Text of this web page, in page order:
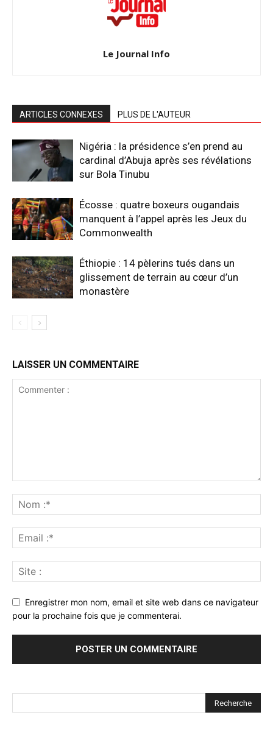
Le Journal Info
ARTICLES CONNEXES PLUS DE L'AUTEUR
Nigéria : la présidence s’en prend au
cardinal d’Abuja après ses révélations
sur Bola Tinubu
Écosse : quatre boxeurs ougandais
manquent à l’appel après les Jeux du
Commonwealth
Éthiopie : 14 pèlerins tués dans un
glissement de terrain au cœur d’un
monastère
LAISSER UN COMMENTAIRE
Enregistrer mon nom, email et site web dans ce navigateur
pour la prochaine fois que je commenterai.